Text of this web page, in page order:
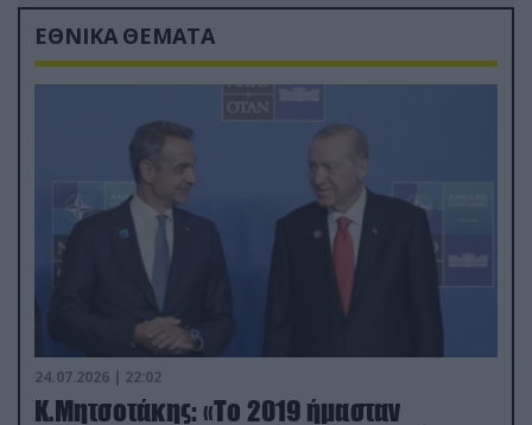
ΕΘΝΙΚΑ ΘΕΜΑΤΑ
24.07.2026 | 22:02
Κ.Μητσοτάκης: «Το 2019 ήμασταν